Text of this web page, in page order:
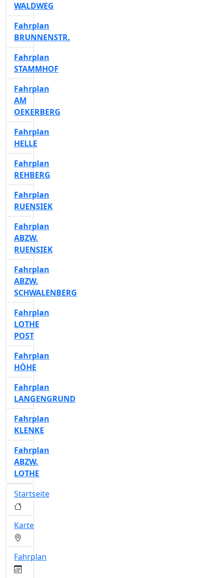
WALDWEG
Fahrplan
BRUNNENSTR.
Fahrplan
STAMMHOF
Fahrplan
AM
OEKERBERG
Fahrplan
HELLE
Fahrplan
REHBERG
Fahrplan
RUENSIEK
Fahrplan
ABZW.
RUENSIEK
Fahrplan
ABZW.
SCHWALENBERG
Fahrplan
LOTHE
POST
Fahrplan
HÖHE
Fahrplan
LANGENGRUND
Fahrplan
KLENKE
Fahrplan
ABZW.
LOTHE
Startseite
Karte
Fahrplan